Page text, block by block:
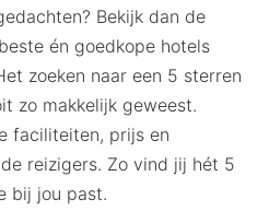
Bekijk dan de
én goedkope hotels
zoeken naar een 5 sterren
zo makkelijk geweest.
faciliteiten, prijs en
reizigers. Zo vind jij hét 5
bij jou past.